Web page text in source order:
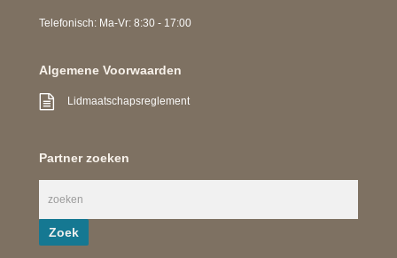
Telefonisch: Ma-Vr: 8:30 - 17:00
Algemene Voorwaarden
Lidmaatschapsreglement
Partner zoeken